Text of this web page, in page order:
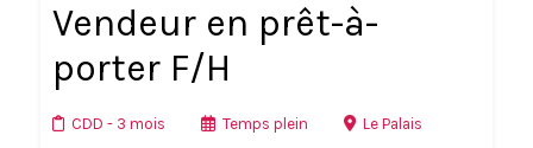
Vendeur en prêt-à-
porter F/H
CDD - 3 mois Temps plein Le Palais